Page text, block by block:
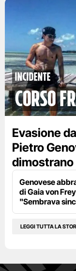
Incidente
Corso
Evasione
Pietro
Genovese
di Gaia von
"Sembrava
LEGGI TUTTA LA